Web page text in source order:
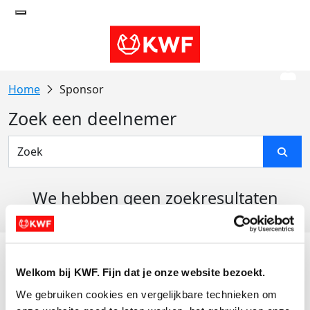
Welkom bij KWF. Fijn dat je onze website bezoekt.
We gebruiken cookies en vergelijkbare technieken om
Sponsor
Zoek een deelnemer
We hebben geen zoekresultaten
Actiematerialen
Evenementen